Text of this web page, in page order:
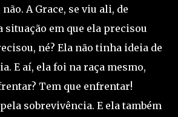
não. A Grace, se viu ali, de
situação em que ela precisou
né? Ela não tinha ideia de
E aí, ela foi na raça mesmo,
Tem que enfrentar!
sobrevivência. E ela também